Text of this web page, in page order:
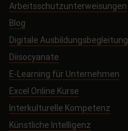
Arbeitsschutzunterweisungen
Blog
Digitale Ausbildungsbegleitung
Diisocyanate
E-Learning für Unternehmen
Excel Online Kurse
Interkulturelle Kompetenz
Künstliche Intelligenz